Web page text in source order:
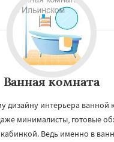
Ванная комната
дизайну интерьера ванной
минималисты, готовые
Ведь именно в